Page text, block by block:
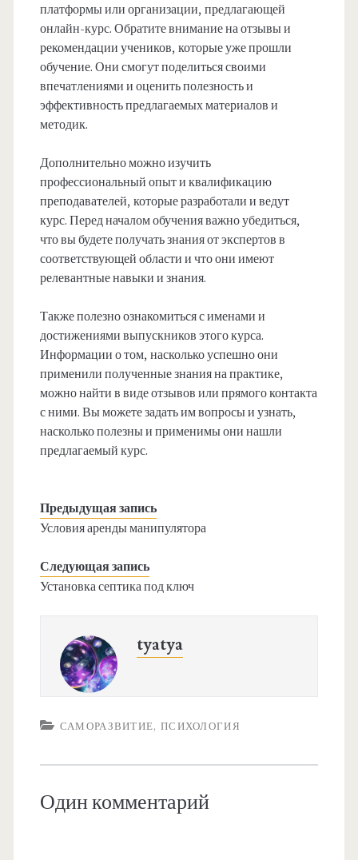
платформы или организации, предлагающей
онлайн-курс. Обратите внимание на отзывы и
рекомендации учеников, которые уже прошли
обучение. Они смогут поделиться своими
впечатлениями и оценить полезность и
эффективность предлагаемых материалов и
методик.
Дополнительно можно изучить
профессиональный опыт и квалификацию
преподавателей, которые разработали и ведут
курс. Перед началом обучения важно убедиться,
что вы будете получать знания от экспертов в
соответствующей области и что они имеют
релевантные навыки и знания.
Также полезно ознакомиться с именами и
достижениями выпускников этого курса.
Информации о том, насколько успешно они
применили полученные знания на практике,
можно найти в виде отзывов или прямого контакта
с ними. Вы можете задать им вопросы и узнать,
насколько полезны и применимы они нашли
предлагаемый курс.
Предыдущая запись
Условия аренды манипулятора
Следующая запись
Установка септика под ключ
tyatya
САМОРАЗВИТИЕ, ПСИХОЛОГИЯ
Один комментарий